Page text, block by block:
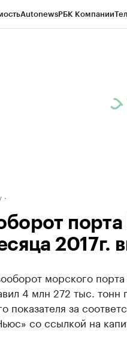
AutonewsРБК Компании
2017г.
морского
4 млн 272 тыс. тонн
показателя за
со ссылкой на